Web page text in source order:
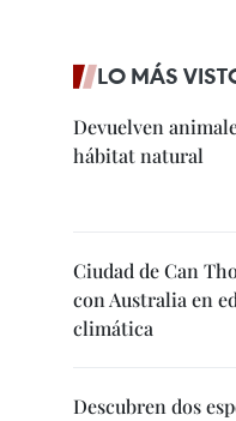
LO MÁS
Devuelven
hábitat natural
Ciudad de Can
con Australia en
climática
Descubren dos